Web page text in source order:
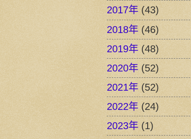
2017年 (43)
2018年 (46)
2019年 (48)
2020年 (52)
2021年 (52)
2022年 (24)
2023年 (1)